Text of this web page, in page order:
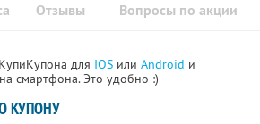
Отзывы Вопросы по акции
для IOS или Android и
смартфона. Это удобно :)
КУПОНУ